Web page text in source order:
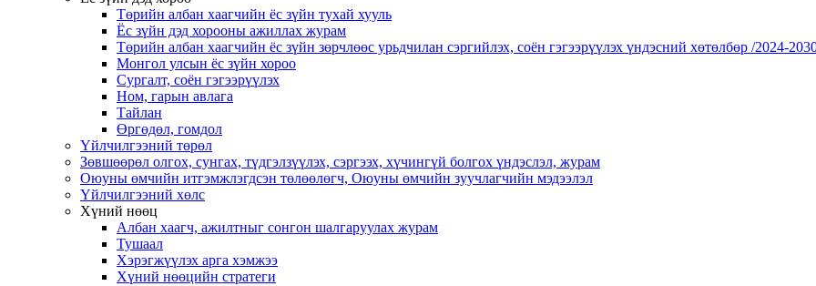
Төрийн албан хаагчийн ёс зүйн тухай хууль
Ёс зүйн дэд хорооны ажиллах журам
Төрийн албан хаагчийн ёс зүйн зөрчлөөс урьдчилан сэргийлэх, соён гэгээрүүлэх үндэсний хөтөлбөр /2024-
Монгол улсын ёс зүйн хороо
Cургалт, cоён гэгээрүүлэх
Ном, гарын авлага
Тайлан
Өргөдөл, гомдол
Үйлчилгээний төрөл
Зөвшөөрөл олгох, сунгах, түдгэлзүүлэх, сэргээх, хүчингүй болгох үндэслэл, журам
Оюуны өмчийн итгэмжлэгдсэн төлөөлөгч, Оюуны өмчийн зуучлагчийн мэдээлэл
Үйлчилгээний хөлс
Хүний нөөц
Албан хаагч, ажилтныг сонгон шалгаруулах журам
Тушаал
Хэрэгжүүлэх арга хэмжээ
Хүний нөөцийн стратеги